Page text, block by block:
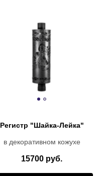
Регистр "Шайка-Лейка"
в декоративном кожухе
15700 руб.